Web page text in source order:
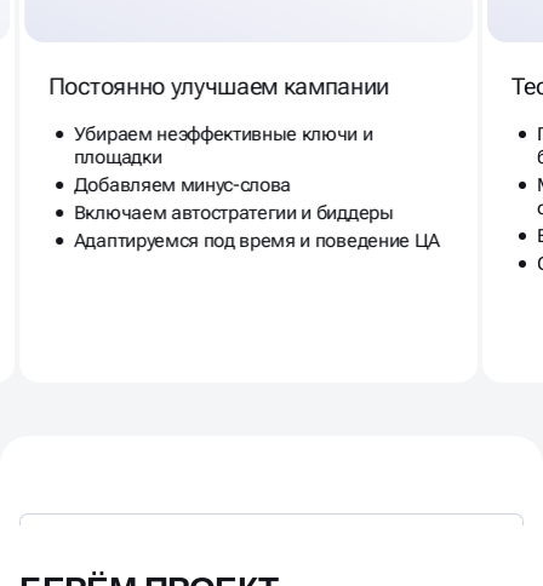
Постоянно улучшаем кампании
Убираем неэффективные ключи и
площадки
Добавляем минус-слова
Включаем автостратегии и биддеры
Адаптируемся под время и поведение ЦА